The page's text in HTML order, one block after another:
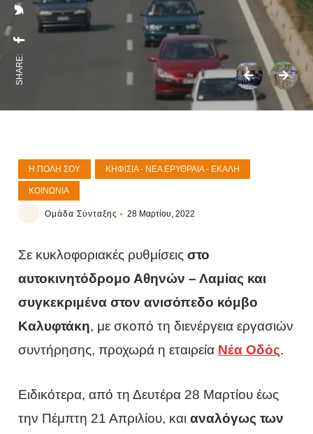
SHARE:
Η ΠΌΛΗ ΣΟΥ ΚΗΦΙΣΙΆ - ΝΈΑ ΕΡΥΘΡΑΊΑ - ΕΚΆΛΗ
ΚΟΙΝΩΝΊΑ
Ομάδα Σύνταξης 28 Μαρτίου, 2022
Σε κυκλοφοριακές ρυθμίσειςστο
αυτοκινητόδρομο Αθηνών – Λαμίας και
συγκεκριμένα στον ανισόπεδο κόμβο
Καλυφτάκη, με σκοπό τη διενέργεια εργασιών
συντήρησης, προχωρά η εταιρεία Νέα Οδός.
Ειδικότερα, από τη Δευτέρα 28 Μαρτίου έως
την Πέμπτη 21 Απριλίου, καιαναλόγως των